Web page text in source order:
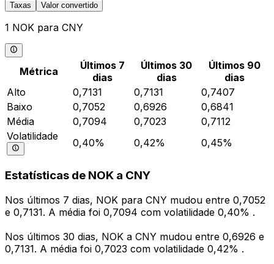
Taxas Valor convertido
1 NOK para CNY
Métrica
Últimos 7
dias
Últimos 30
dias
Últimos 90
dias
Alto
0,7131 0,7131
0,7407
Baixo
0,7052 0,6926
0,6841
Média
0,7094 0,7023
0,7112
Volatilidade
0,40% 0,42% 0,45%
Estatísticas de NOK a CNY
Nos últimos 7 dias, NOK para CNY mudou entre 0,7052
e 0,7131. A média foi 0,7094 com volatilidade 0,40% .
Nos últimos 30 dias, NOK a CNY mudou entre 0,6926 e
0,7131. A média foi 0,7023 com volatilidade 0,42% .